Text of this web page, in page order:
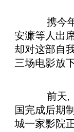
携今年
安濂等人出
却对这部自
三场电影放
前天,
国完成后期
城一家影院